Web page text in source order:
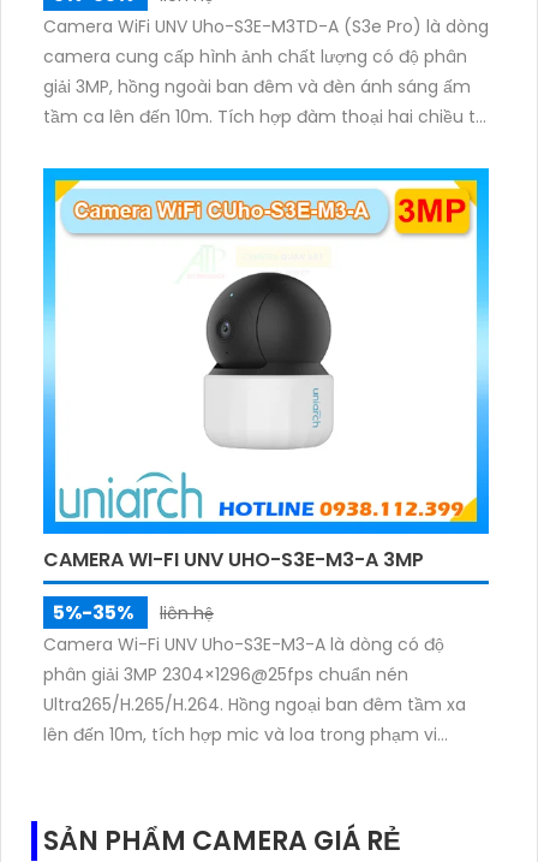
Camera WiFi UNV Uho-S3E-M3TD-A (S3e Pro) là dòng
camera cung cấp hình ảnh chất lượng có độ phân
giải 3MP, hồng ngoài ban đêm và đèn ánh sáng ấm
tầm ca lên đến 10m. Tích hợp đàm thoại hai chiều to
CAMERA WI-FI UNV UHO-S3E-M3-A 3MP
5%-35%
liên hệ
Camera Wi-Fi UNV Uho-S3E-M3-A là dòng có độ
phân giải 3MP 2304×1296@25fps chuẩn nén
Ultra265/H.265/H.264. Hồng ngoại ban đêm tầm xa
lên đến 10m, tích hợp mic và loa trong phạm vi
SẢN PHẨM CAMERA GIÁ RẺ